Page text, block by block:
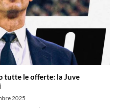
tutte le offerte: la Juve
2025